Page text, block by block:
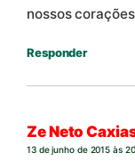
nossos
Responder
Ze Neto
13 de junho de 2015 às